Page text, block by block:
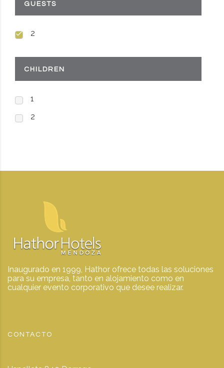
GUESTS
2
CHILDREN
1
2
Inaugurado en 1999, Hathor ofrece todas las soluciones
para su empresa, tanto en alojamiento como en
cualquier evento corporativo que desee realizar.
CONTACTO